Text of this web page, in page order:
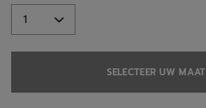
SELECTEER UW MAAT